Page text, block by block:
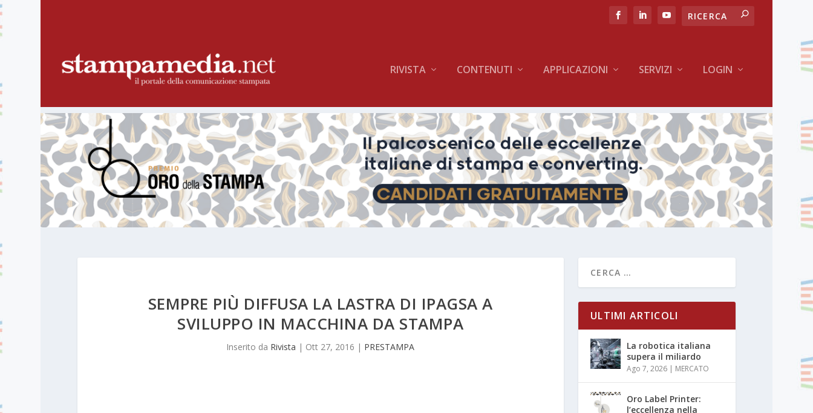
RIVISTA CONTENUTI APPLICAZIONI SERVIZI LOGIN
SEMPRE PIÙ DIFFUSA LA LASTRA DI IPAGSA A
SVILUPPO IN MACCHINA DA STAMPA
Inserito da Rivista | Ott 27, 2016 | PRESTAMPA
ULTIMI ARTICOLI
La robotica italiana
supera il miliardo
Ago 7, 2026 | MERCATO
Oro Label Printer:
l’eccellenza nella